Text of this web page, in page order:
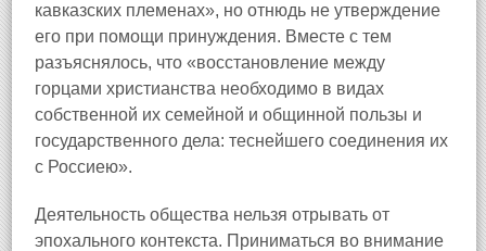
кавказских племенах», но отнюдь не утверждение
его при помощи принуждения. Вместе с тем
разъяснялось, что «восстановление между
горцами христианства необходимо в видах
собственной их семейной и общинной пользы и
государственного дела: теснейшего соединения их
с Россиею».
Деятельность общества нельзя отрывать от
эпохального контекста. Приниматься во внимание